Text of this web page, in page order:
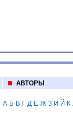
АВТОРЫ
А Б В Г Д Е Ж З И Й К